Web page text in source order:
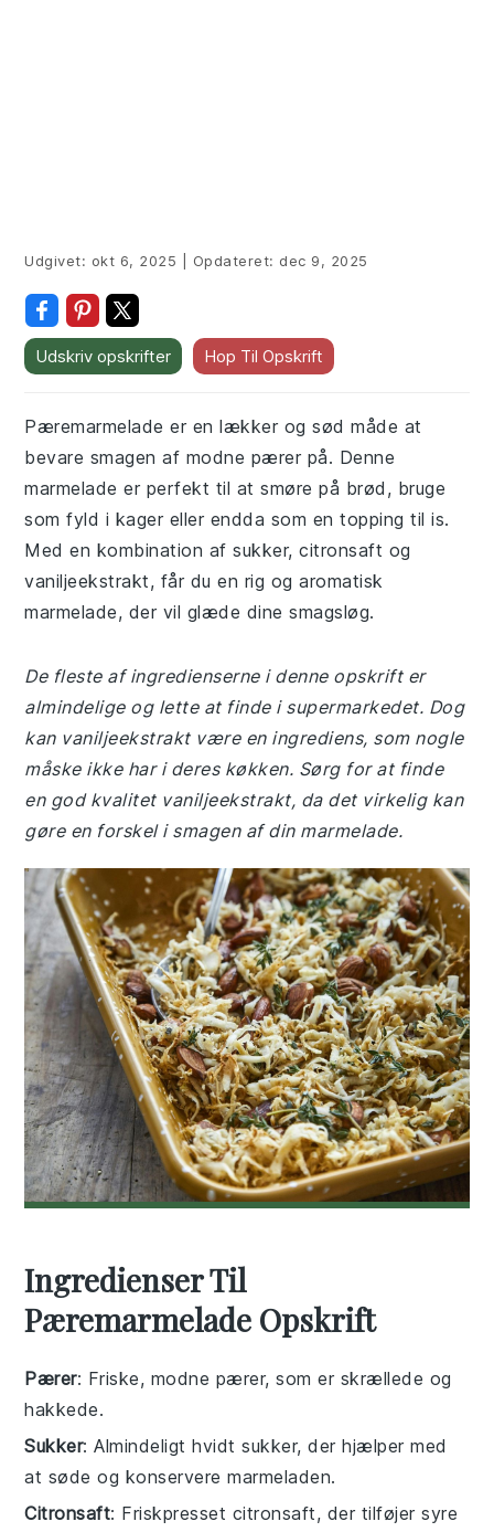
Udgivet: okt 6, 2025 Opdateret: dec 9, 2025
Udskriv opskrifter Hop Til Opskrift
Pæremarmelade er en lækker og sød måde at
bevare smagen af modne pærer på. Denne
marmelade er perfekt til at smøre på brød, bruge
som fyld i kager eller endda som en topping til is.
Med en kombination af sukker, citronsaft og
vaniljeekstrakt, får du en rig og aromatisk
marmelade, der vil glæde dine smagsløg.
De fleste af ingredienserne i denne opskrift er
almindelige og lette at finde i supermarkedet. Dog
kan vaniljeekstrakt være en ingrediens, som nogle
måske ikke har i deres køkken. Sørg for at finde
en god kvalitet vaniljeekstrakt, da det virkelig kan
gøre en forskel i smagen af din marmelade.
Ingredienser Til
Pæremarmelade Opskrift
Pærer: Friske, modne pærer, som er skrællede og
hakkede.
Sukker: Almindeligt hvidt sukker, der hjælper med
at søde og konservere marmeladen.
Citronsaft: Friskpresset citronsaft, der tilføjer syre